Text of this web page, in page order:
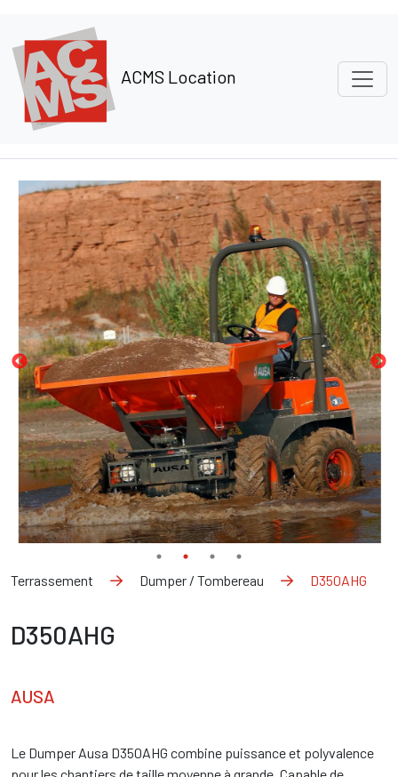
ACMS Location
Terrassement Dumper / Tombereau D350AHG
D350AHG
AUSA
Le Dumper Ausa D350AHG combine puissance et polyvalence